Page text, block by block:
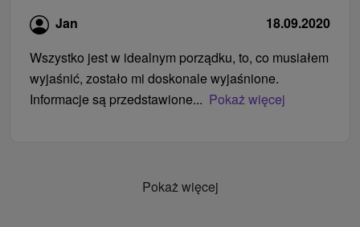
Jan
18.09.2020
Wszystko jest w idealnym porządku, to, co musiałem
wyjaśnić, zostało mi doskonale wyjaśnione.
Informacje są przedstawione... Pokaż więcej
Pokaż więcej